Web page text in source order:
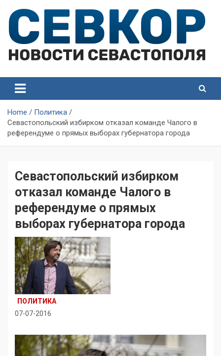
content
Севастополя
Севастополя
Home
Политика
Севастопольский избирком отказал команде Чалого в
референдуме о прямых выборах губернатора города
Севастопольский избирком
отказал команде Чалого в
референдуме о прямых
выборах губернатора города
ПОЛИТИКА
07-07-2016